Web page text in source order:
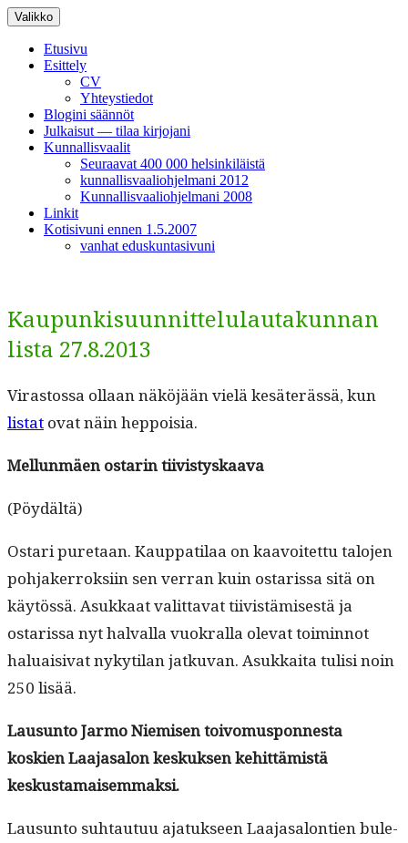
Siirry
sisältöön
Valikko
Etusivu
Esittely
CV
Yhteystiedot
Blogini säännöt
Julkaisut — tilaa kirjojani
Kunnallisvaalit
Seuraavat 400 000 helsinkiläistä
kunnallisvaaliohjelmani 2012
Kunnallisvaaliohjelmani 2008
Linkit
Kotisivuni ennen 1.5.2007
vanhat eduskuntasivuni
Kaupunkisuunnittelulautakunnan
lista 27.8.2013
Viras­tossa ollaan näköjään vielä kesäterässä, kun
lis­tat ovat näin heppoisia.
Mel­lun­mäen ostarin tiivistyskaava
(Pöy­dältä)
Ostari pure­taan. Kaup­pati­laa on kaavoitet­tu talo­jen
poh­jak­er­roksi­in sen ver­ran kuin ostaris­sa sitä on
käytössä. Asukkaat valit­ta­vat tiivistämis­es­tä ja
ostaris­sa nyt hal­val­la vuokral­la ole­vat toimin­not
halu­aisi­vat nykyti­lan jatku­van. Asukkai­ta tulisi noin
250 lisää.
Lausun­to Jar­mo Niemisen toivo­musponnes­ta
koskien Laa­jasa­lon keskuk­sen kehit­tämistä
keskustamaisemmaksi.
Lausun­to suh­tau­tuu ajatuk­seen Laa­jasa­lon­tien bule­